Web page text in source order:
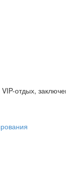
VIP-отдых,